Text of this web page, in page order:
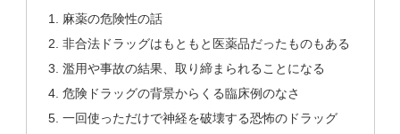
麻薬の危険性の話
非合法ドラッグはもともと医薬品だったものもある
濫用や事故の結果、取り締まられることになる
危険ドラッグの背景からくる臨床例のなさ
一回使っただけで神経を破壊する恐怖のドラッグ